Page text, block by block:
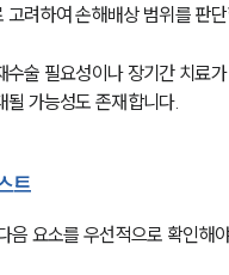
고려하여 손해배상 범위를 판
수술 필요성이나 장기간 치료
될 가능성도 존재합니다.
트
음 요소를 우선적으로 확인해